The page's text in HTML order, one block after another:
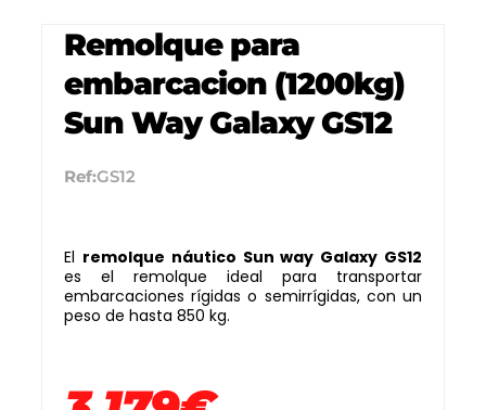
Remolque para
embarcacion (1200kg)
Sun Way Galaxy GS12
Ref:GS12
El remolque náutico Sun way Galaxy GS12
es el remolque ideal para transportar
embarcaciones rígidas o semirrígidas, con un
peso de hasta 850 kg.